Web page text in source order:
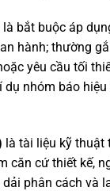
là bắt buộc áp
hành; thường
yêu cầu tối
dụ nhóm báo
là tài liệu kỹ thuật
căn cứ thiết kế,
phân cách và